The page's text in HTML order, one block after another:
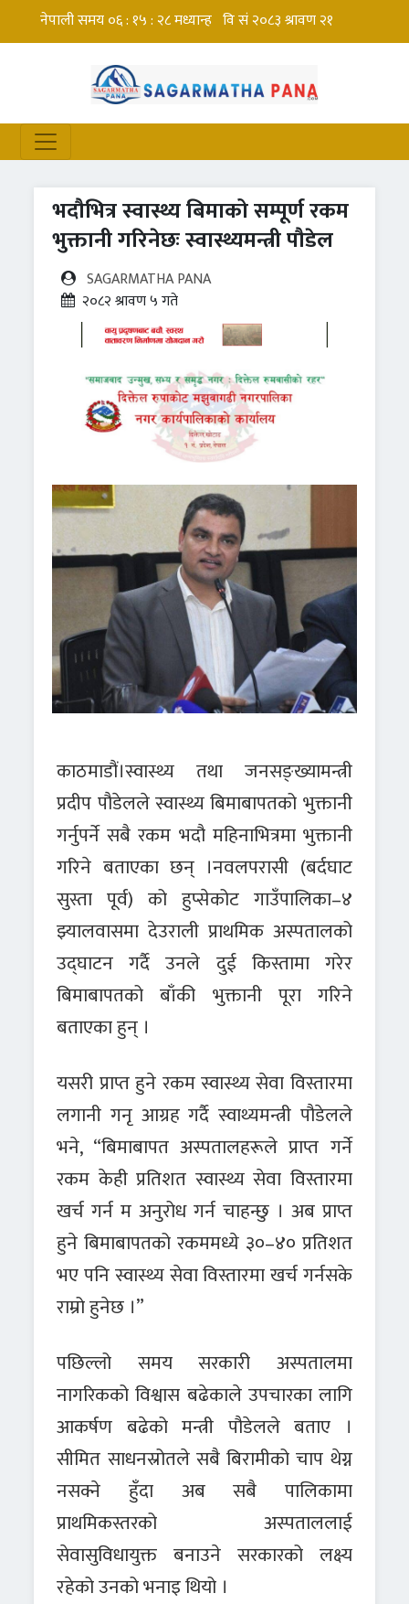
भदौभित्र स्वास्थ्य बिमाको सम्पूर्ण रकम
भुक्तानी गरिनेछः स्वास्थ्यमन्त्री पौडेल
SAGARMATHA PANA
२०८२ श्रावण ५ गते
काठमाडौं।स्वास्थ्य तथा जनसङ्ख्यामन्त्री
प्रदीप पौडेलले स्वास्थ्य बिमाबापतको भुक्तानी
गर्नुपर्ने सबै रकम भदौ महिनाभित्रमा भुक्तानी
गरिने बताएका छन् ।नवलपरासी (बर्दघाट
सुस्ता पूर्व) को हुप्सेकोट गाउँपालिका–४
झ्यालवासमा देउराली प्राथमिक अस्पतालको
उद्घाटन गर्दै उनले दुई किस्तामा गरेर
बिमाबापतको बाँकी भुक्तानी पूरा गरिने
बताएका हुन् ।
यसरी प्राप्त हुने रकम स्वास्थ्य सेवा विस्तारमा
लगानी गनृ आग्रह गर्दै स्वाथ्यमन्त्री पौडेलले
भने, “बिमाबापत अस्पतालहरूले प्राप्त गर्ने
रकम केही प्रतिशत स्वास्थ्य सेवा विस्तारमा
खर्च गर्न म अनुरोध गर्न चाहन्छु । अब प्राप्त
हुने बिमाबापतको रकममध्ये ३०–४० प्रतिशत
भए पनि स्वास्थ्य सेवा विस्तारमा खर्च गर्नसके
राम्रो हुनेछ ।”
पछिल्लो समय सरकारी अस्पतालमा
नागरिकको विश्वास बढेकाले उपचारका लागि
आकर्षण बढेको मन्त्री पौडेलले बताए ।
सीमित साधनस्रोतले सबै बिरामीको चाप थेग्न
नसक्ने हुँदा अब सबै पालिकामा
प्राथमिकस्तरको अस्पताललाई
सेवासुविधायुक्त बनाउने सरकारको लक्ष्य
रहेको उनको भनाइ थियो ।